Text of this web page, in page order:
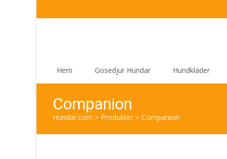
Hem Gosedjur Hundar Hundkläder
Companion
Hundar.com > Produkter > Companion